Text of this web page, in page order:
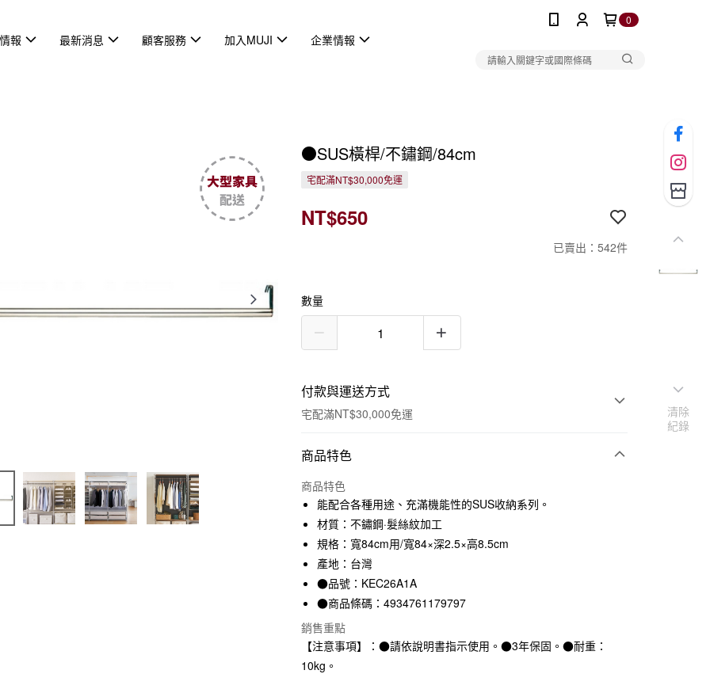
0
報 最新消息 顧客服務 加入MUJI 企業情報
●SUS橫桿/不鏽鋼/84cm
宅配滿NT$30,000免運
NT$650
已賣出：542件
數量
付款與運送方式
宅配滿NT$30,000免運
付款方式
信用卡一次付款
信用卡分期付款
3 期 0 利率 每期NT$216
合作金庫商業銀行
華南商業銀行
上海商業儲蓄銀行
國泰世華商業銀行
臺灣中小企業銀行
匯豐（台灣）商業銀行
華泰商業銀行
聯邦商業銀行
LINE Pay
Apple Pay
街口支付
悠遊付
商品特色
商品特色
能配合各種用途、充滿機能性的SUS收納系列。
材質：不鏽鋼·髮絲紋加工
規格：寬84cm用/寬84×深2.5×高8.5cm
產地：台灣
●品號：KEC26A1A
●商品條碼：4934761179797
銷售重點
【注意事項】：●請依說明書指示使用。●3年保固。●耐重：
10kg。
清除
紀錄